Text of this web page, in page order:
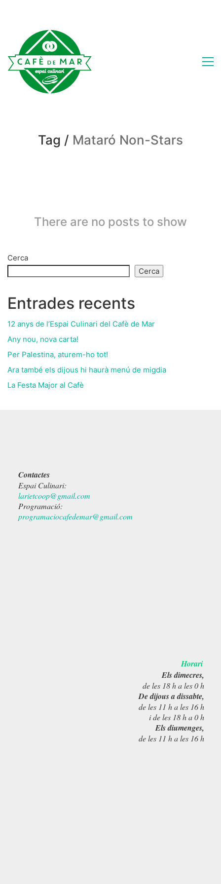
Tag / Mataró Non-Stars
There are no posts to show
Cerca
Cerca
Entrades recents
12 anys de l’Espai Culinari del Cafè de Mar
Any nou, nova carta!
Per Palestina, aturem-ho tot!
Ara també els dijous hi haurà menú de migdia
La Festa Major al Cafè
Contactes
Espai Culinari:
larietcoop@gmail.com
Programació:
programaciocafedemar@gmail.com
Horari
Els dimecres,
de les 18 h a les 0 h
De dijous a dissabte,
de les 11 h a les 16 h
i de les 18 h a 0 h
Els diumenges,
de les 11 h a les 16 h